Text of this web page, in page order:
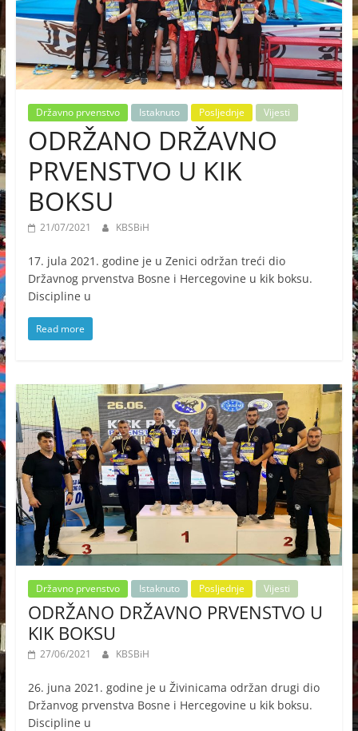
Državno prvenstvo Istaknuto Posljednje Vijesti
ODRŽANO DRŽAVNO
PRVENSTVO U KIK
BOKSU
21/07/2021 KBSBiH
17. jula 2021. godine je u Zenici održan treći dio
Državnog prvenstva Bosne i Hercegovine u kik boksu.
Discipline u
Read more
Državno prvenstvo Istaknuto Posljednje Vijesti
ODRŽANO DRŽAVNO PRVENSTVO U
KIK BOKSU
27/06/2021 KBSBiH
26. juna 2021. godine je u Živinicama održan drugi dio
Držanvog prvenstva Bosne i Hercegovine u kik boksu.
Discipline u